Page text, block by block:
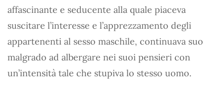
affascinante e seducente alla quale piaceva
suscitare l’interesse e l’apprezzamento degli
appartenenti al sesso maschile, continuava suo
malgrado ad albergare nei suoi pensieri con
un’intensità tale che stupiva lo stesso uomo.